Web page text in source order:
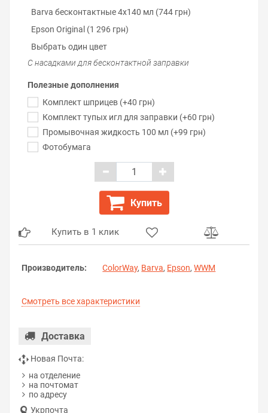
Barva бесконтактные 4х140 мл (744 грн)
Epson Original (1 296 грн)
Выбрать один цвет
С насадками для бесконтактной заправки
Полезные дополнения
Комплект шприцев (+40 грн)
Комплект тупых игл для заправки (+60 грн)
Промывочная жидкость 100 мл (+99 грн)
Фотобумага
Купить
Купить в 1 клик
Производитель: ColorWay, Barva, Epson,WWM
Смотреть все характеристики
Доставка
Новая Почта:
на отделение
на почтомат
по адресу
Укрпочта